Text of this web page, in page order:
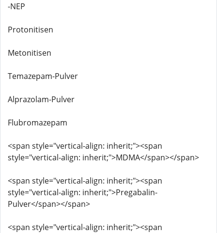
-NEP
Protonitisen
Metonitisen
Temazepam-Pulver
Alprazolam-Pulver
Flubromazepam
<span style="vertical-align: inherit;"><span
style="vertical-align: inherit;">MDMA</span></span>
<span style="vertical-align: inherit;"><span
style="vertical-align: inherit;">Pregabalin-
Pulver</span></span>
<span style="vertical-align: inherit;"><span